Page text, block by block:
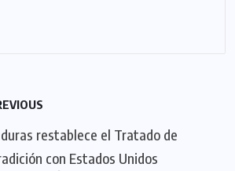
restablece el Tratado de
con Estados Unidos